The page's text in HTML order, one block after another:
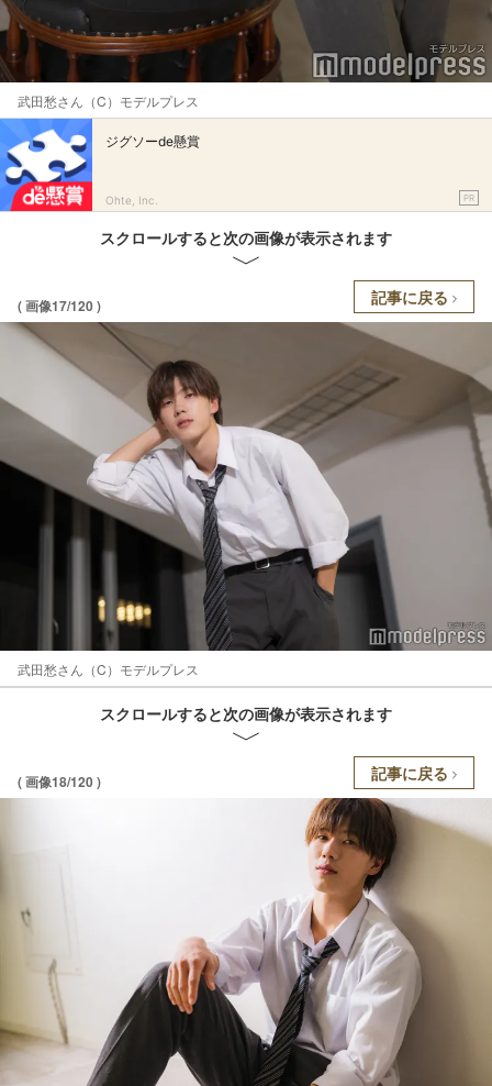
武田愁さん（C）モデルプレス
ジグソーde懸賞
Ohte, Inc. PR
スクロールすると次の画像が表示されます
( 画像17/120 ) 記事に戻る
武田愁さん（C）モデルプレス
スクロールすると次の画像が表示されます
( 画像18/120 ) 記事に戻る